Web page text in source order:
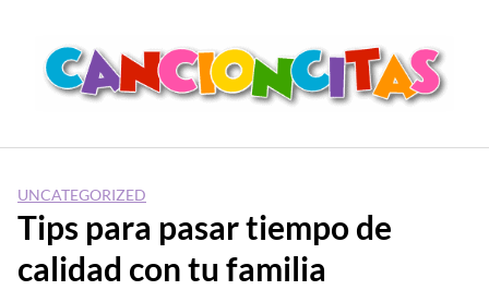
contenido
UNCATEGORIZED
Tips para pasar tiempo de
calidad con tu familia